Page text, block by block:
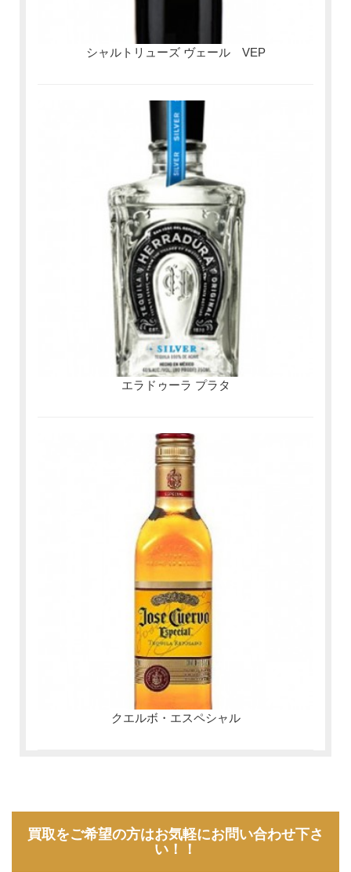
シャルトリューズ ヴェール VEP
エラドゥーラ プラタ
クエルボ・エスペシャル
買取をご希望の方はお気軽にお問い合わせ下さ
い！！